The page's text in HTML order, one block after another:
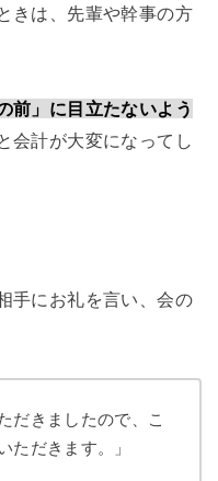
きは、先輩や幹事の方
前」に目立たないよう
会計が大変になってし
手にお礼を言い、会の
だきましたので、こ
ただきます。」